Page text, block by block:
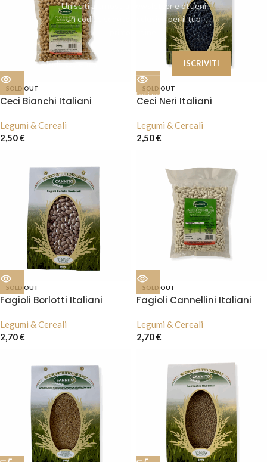
Unisciti alla nostra newsletter e ottieni
un codice sconto esclusivo per il tuo
I tuoi dati saranno trattati secondo la nostra
SOLD OUT
Ceci Bianchi Italiani
Legumi & Cereali
2,50€
SOLD OUT
Ceci Neri Italiani
Legumi & Cereali
2,50€
SOLD OUT
Fagioli Borlotti Italiani
Legumi & Cereali
2,70€
SOLD OUT
Fagioli Cannellini Italiani
Legumi & Cereali
2,70€